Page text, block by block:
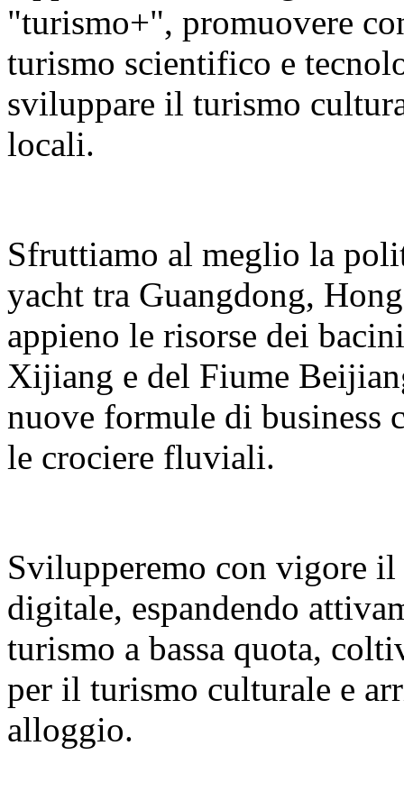
"turismo+", promuovere
turismo scientifico e
sviluppare il turismo
locali.
Sfruttiamo al meglio la
yacht tra Guangdong,
appieno le risorse dei
Xijiang e del Fiume
nuove formule di business
le crociere fluviali.
Svilupperemo con vigore
digitale, espandendo
turismo a bassa quota,
per il turismo culturale e
alloggio.